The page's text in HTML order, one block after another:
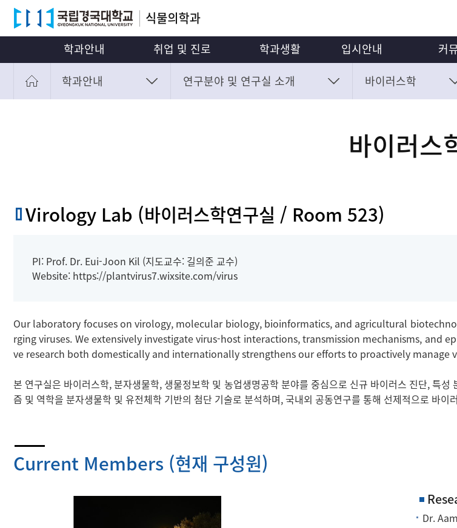
학과안내
학과소개
학과연혁
취업 및 진로
졸업후진로
식물보호기사
학과생활
교과과정
교육지원시설
입시안내
장학제도 안내
통학버스/기숙사
커
공
동
사
전국고등학
학과안내
대학원
부가정보
연구분야 및 연구실 소개
학과 관련 동영상
바이러스학
곤충생태-화분매개
생물학적방제
바이러스학
바이러스
Virology Lab (바이러스학연구실 / Room 523)
PI: Prof. Dr. Eui-Joon Kil (지도교수: 길의준 교수)
Website: https://plantvirus7.wixsite.com/virus
Our laboratory focuses on virology, molecular biology, bioinformatics, and agricultural
rging viruses. We extensively investigate virus-host interactions, transmission mechanisms,
ve research both domestically and internationally strengthens our efforts to proactively
본 연구실은 바이러스학, 분자생물학, 생물정보학 및 농업생명공학 분야를 중심으로 신규 바이러스 진단, 특
즘 및 역학을 분자생물학 및 유전체학 기반의 첨단 기술로 분석하며, 국내외 공동연구를 통해 선제적으로 바
Current Members (현재 구성원)
Dr.